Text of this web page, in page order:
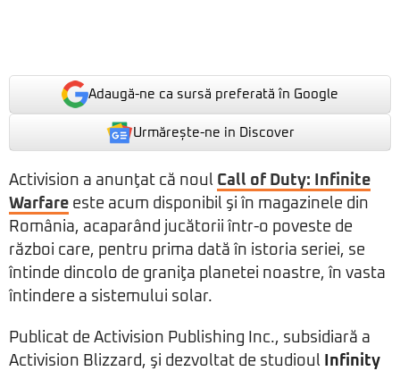
Adaugă-ne ca sursă preferată în Google
Urmărește-ne in Discover
Activision a anunţat că noul Call of Duty: Infinite
Warfare este acum disponibil şi în magazinele din
România, acaparând jucătorii într-o poveste de
război care, pentru prima dată în istoria seriei, se
întinde dincolo de graniţa planetei noastre, în vasta
întindere a sistemului solar.
Publicat de Activision Publishing Inc., subsidiară a
Activision Blizzard, şi dezvoltat de studioul
Infinity